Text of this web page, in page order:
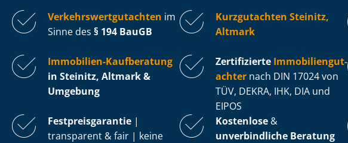
Ver­kehrs­wert­gut­ach­ten im
Sinne des § 194 BauGB
Kurzgutachten Steinitz,
Altmark
Immobilien-Kaufberatung
in Steinitz, Altmark &
Umgebung
Zertifizierte Im­mo­bi­li­en­gut­
ach­ter nach DIN 17024 von
TÜV, DEKRA, IHK, DIA und
EIPOS
Fest­preis­ga­ran­tie |
transparent & fair | keine
Kostenlose &
unverbindliche Beratung